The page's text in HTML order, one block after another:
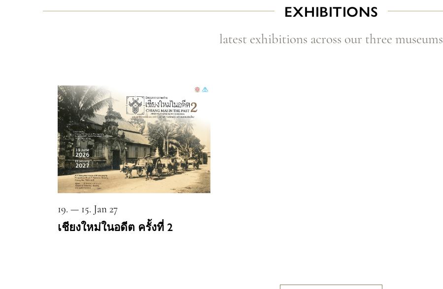
EXHIBITIONS
latest exhibitions across our three museums
19. — 15. Jan 27
เชียงใหม่ในอดีต ครั้งที่ 2